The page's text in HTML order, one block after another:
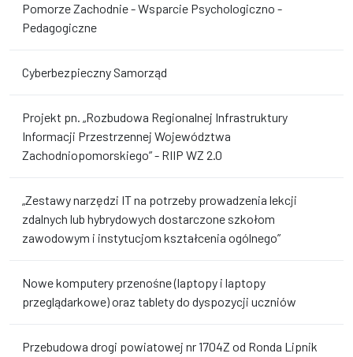
Pomorze Zachodnie - Wsparcie Psychologiczno -
Pedagogiczne
Cyberbezpieczny Samorząd
Projekt pn. „Rozbudowa Regionalnej Infrastruktury
Informacji Przestrzennej Województwa
Zachodniopomorskiego” - RIIP WZ 2.0
„Zestawy narzędzi IT na potrzeby prowadzenia lekcji
zdalnych lub hybrydowych dostarczone szkołom
zawodowym i instytucjom kształcenia ogólnego”
Nowe komputery przenośne (laptopy i laptopy
przeglądarkowe) oraz tablety do dyspozycji uczniów
Przebudowa drogi powiatowej nr 1704Z od Ronda Lipnik